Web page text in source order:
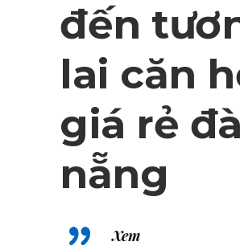
đến
lai căn
giá rẻ đà
nẵng
Xem